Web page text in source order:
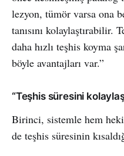
lezyon, tümör varsa ona
tanısını kolaylaştırabilir.
daha hızlı teşhis koyma
böyle avantajları var.”
“Teşhis süresini
Birinci, sistemle hem
de teşhis süresinin